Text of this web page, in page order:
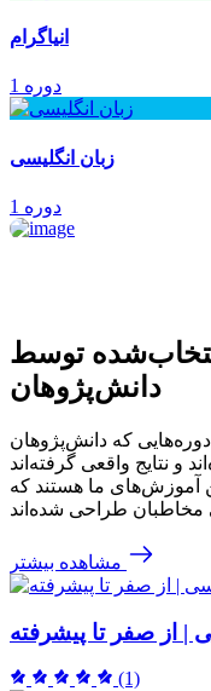
انیاگرام
1 دوره
زبان انگلیسی
1 دوره
توسط
دانش‌پژوهان
که دانش‌پژوهان
آموزش‌های ما هستند که
مخاطبان طراحی شده‌اند
مشاهده بیشتر
از صفر تا پیشرفته
(1)